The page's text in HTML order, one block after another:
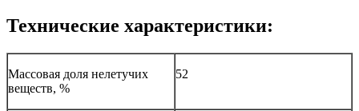
Технические характеристики:
Массовая доля нелетучих
веществ, %
52